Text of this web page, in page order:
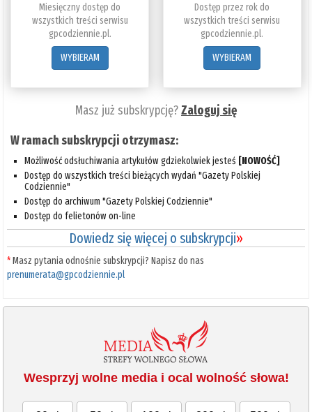
Miesięczny dostęp do
wszystkich treści serwisu
gpcodziennie.pl.
WYBIERAM
Dostęp przez rok do
wszystkich treści serwisu
gpcodziennie.pl.
WYBIERAM
Masz już subskrypcję?Zaloguj się
W ramach subskrypcji otrzymasz:
Możliwość odsłuchiwania artykułów gdziekolwiek jesteś [NOWOŚĆ]
Dostęp do wszystkich treści bieżących wydań "Gazety Polskiej
Codziennie"
Dostęp do archiwum "Gazety Polskiej Codziennie"
Dostęp do felietonów on-line
Dowiedz się więcej o subskrypcji»
*Masz pytania odnośnie subskrypcji? Napisz do nas
prenumerata@gpcodziennie.pl
Wesprzyj wolne media i ocal wolność słowa!